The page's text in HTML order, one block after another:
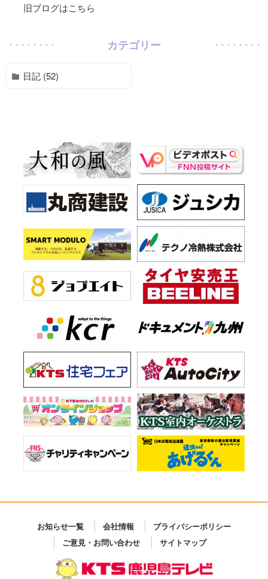
旧ブログはこちら
カテゴリー
日記 (52)
お知らせ一覧 会社情報
プライバシーポリシー
ご意見・お問い合わせ
サイトマップ